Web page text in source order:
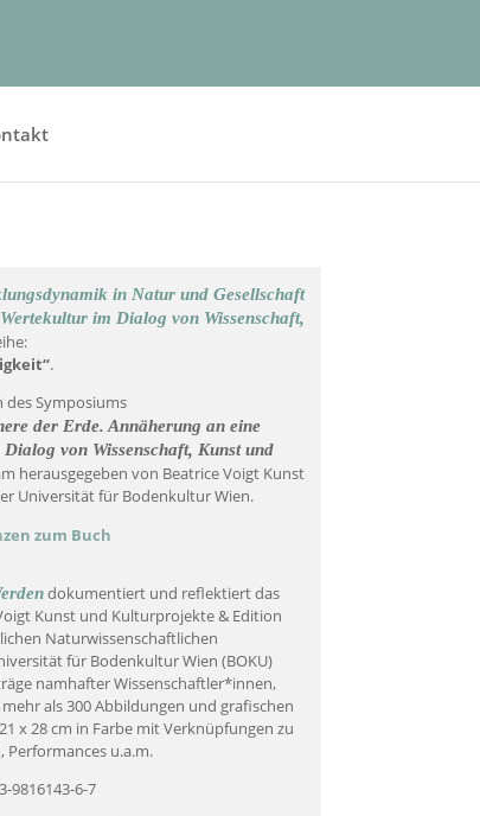
in Natur und Gesellschaft
im Dialog von Wissenschaft,
.
des Symposiums
der Erde. Annäherung an eine
von Wissenschaft, Kunst und
herausgegeben von Beatrice Voigt Kunst
Universität für Bodenkultur Wien.
zum Buch
dokumentiert und reflektiert das
Kunst und Kulturprojekte & Edition
Naturwissenschaftlichen
für Bodenkultur Wien (BOKU)
namhafter Wissenschaftler*innen,
als 300 Abbildungen und grafischen
x 28 cm in Farbe mit Verknüpfungen zu
Performances u.a.m.
9816143-6-7